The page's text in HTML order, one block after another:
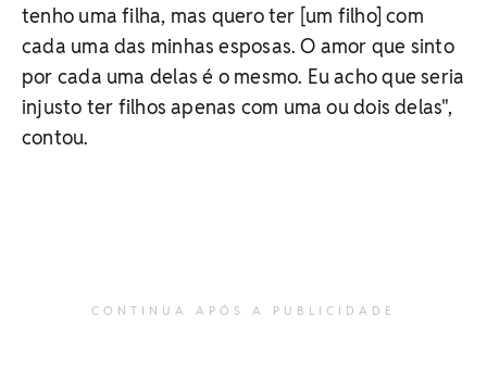
tenho uma filha, mas quero ter [um filho] com
cada uma das minhas esposas. O amor que sinto
por cada uma delas é o mesmo. Eu acho que seria
injusto ter filhos apenas com uma ou dois delas",
contou.
CONTINUA APÓS A PUBLICIDADE